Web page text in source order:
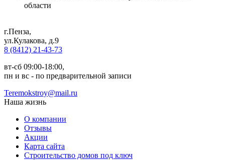
области
г.Пенза,
ул.Кулакова, д.9
8 (8412) 21-43-73
вт-сб 09:00-18:00,
пн и вс - по предварительной записи
Teremokstroy@mail.ru
Наша жизнь
О компании
Отзывы
Акции
Карта сайта
Строительство домов под ключ